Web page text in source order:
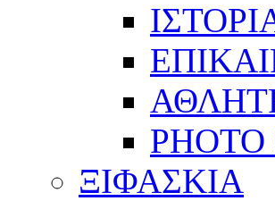
ΞΙΦΑΣΚΙΑ